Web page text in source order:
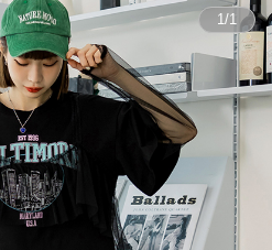
1/1